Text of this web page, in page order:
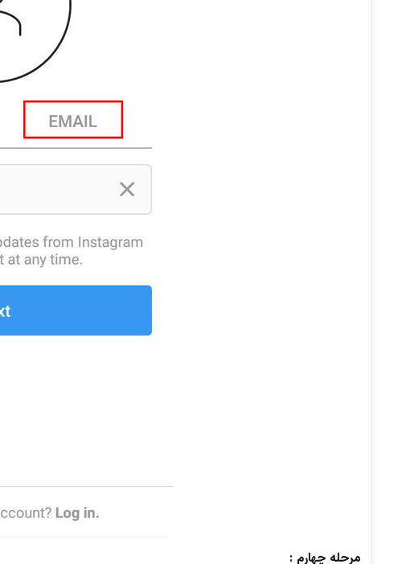
مرحله چهارم :